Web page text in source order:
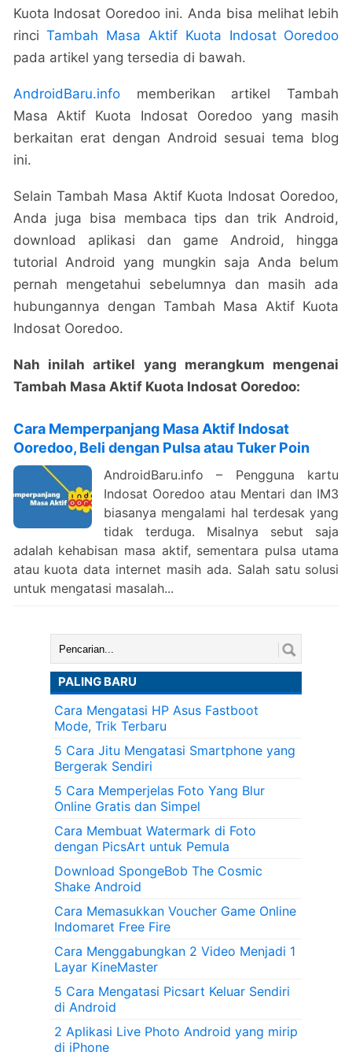
Kuota Indosat Ooredoo ini. Anda bisa melihat lebih
rinciTambah Masa Aktif Kuota Indosat Ooredoo
pada artikel yang tersedia di bawah.
AndroidBaru.infomemberikan artikel Tambah
Masa Aktif Kuota Indosat Ooredoo yang masih
berkaitan erat dengan Android sesuai tema blog
ini.
Selain Tambah Masa Aktif Kuota Indosat Ooredoo,
Anda juga bisa membaca tips dan trik Android,
download aplikasi dan game Android, hingga
tutorial Android yang mungkin saja Anda belum
pernah mengetahui sebelumnya dan masih ada
hubungannya dengan Tambah Masa Aktif Kuota
Indosat Ooredoo.
Nah inilah artikel yang merangkum mengenai
Tambah Masa Aktif Kuota Indosat Ooredoo:
Cara Memperpanjang Masa Aktif Indosat
Ooredoo, Beli dengan Pulsa atau Tuker Poin
AndroidBaru.info – Pengguna kartu
Indosat Ooredoo atau Mentari dan IM3
biasanya mengalami hal terdesak yang
tidak terduga. Misalnya sebut saja
adalah kehabisan masa aktif, sementara pulsa utama
atau kuota data internet masih ada. Salah satu solusi
untuk mengatasi masalah...
Cari:
PALING BARU
Cara Mengatasi HP Asus Fastboot
Mode, Trik Terbaru
5 Cara Jitu Mengatasi Smartphone yang
Bergerak Sendiri
5 Cara Memperjelas Foto Yang Blur
Online Gratis dan Simpel
Cara Membuat Watermark di Foto
dengan PicsArt untuk Pemula
Download SpongeBob The Cosmic
Shake Android
Cara Memasukkan Voucher Game Online
Indomaret Free Fire
Cara Menggabungkan 2 Video Menjadi 1
Layar KineMaster
5 Cara Mengatasi Picsart Keluar Sendiri
di Android
2 Aplikasi Live Photo Android yang mirip
di iPhone